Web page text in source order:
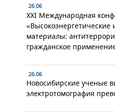
26.06
XXI Международная
материалы:
гражданское
26.06
Новосибирские ученые
электротомография